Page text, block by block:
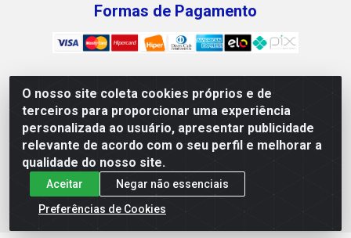
O nosso site coleta cookies próprios e de
terceiros para proporcionar uma experiência
personalizada ao usuário, apresentar publicidade
relevante de acordo com o seu perfil e melhorar a
qualidade do nosso site.
Aceitar
Negar não essenciais
Preferências de Cookies
Formas de Pagamento
Mix Alimentos LTDA - Quadra Asr Ne 55 (412 Norte), Alameda
02, S/N - Plano Diretor Norte, Palmas/TO - CEP 77.006-540 -
CNPJ 05.922.500/0001-02